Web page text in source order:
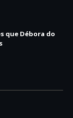
que Débora do